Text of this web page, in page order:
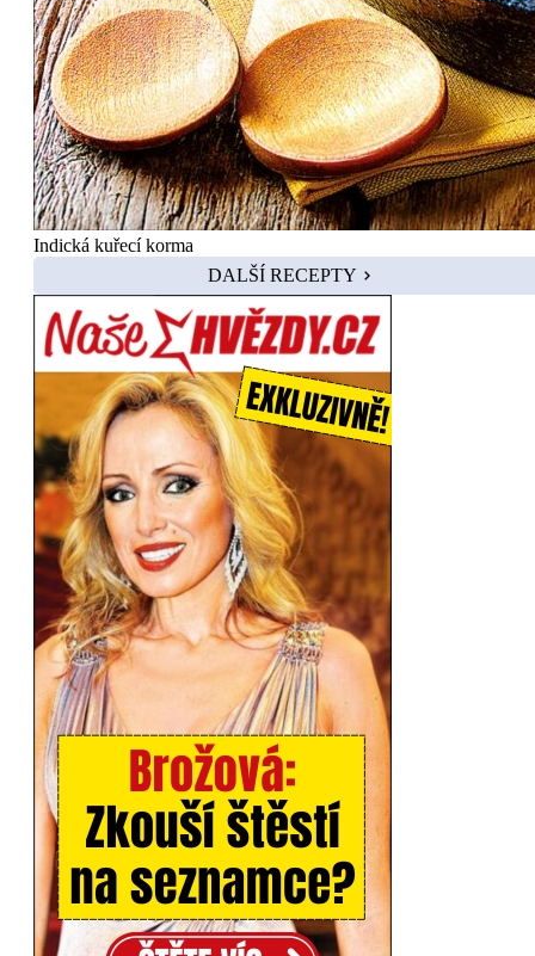
Indická kuřecí korma
DALŠÍ RECEPTY